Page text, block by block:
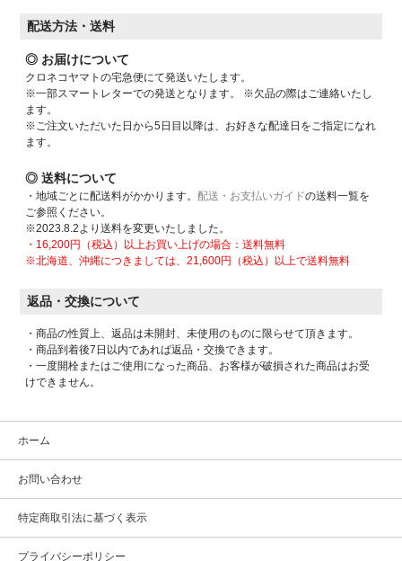
配送方法・送料
◎ お届けについて
クロネコヤマトの宅急便にて発送いたします。
※一部スマートレターでの発送となります。 ※欠品の際はご連絡いたし
ます。
※ご注文いただいた日から5日目以降は、お好きな配達日をご指定になれ
ます。
◎ 送料について
・地域ごとに配送料がかかります。 配送・お支払いガイドの送料一覧を
ご参照ください。
※2023.8.2より送料を変更いたしました。
・16,200円（税込）以上お買い上げの場合：送料無料
※北海道、沖縄につきましては、21,600円（税込）以上で送料無料
返品・交換について
・商品の性質上、返品は未開封、未使用のものに限らせて頂きます。
・商品到着後7日以内であれば返品・交換できます。
・一度開栓またはご使用になった商品、お客様が破損された商品はお受
けできません。
ホーム
お問い合わせ
特定商取引法に基づく表示
プライバシーポリシー